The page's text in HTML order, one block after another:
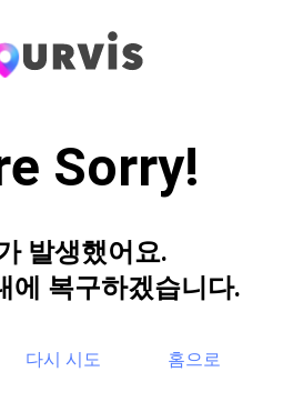
Sorry!
발생했어요.
에 복구하겠습니다.
다시 시도 홈으로